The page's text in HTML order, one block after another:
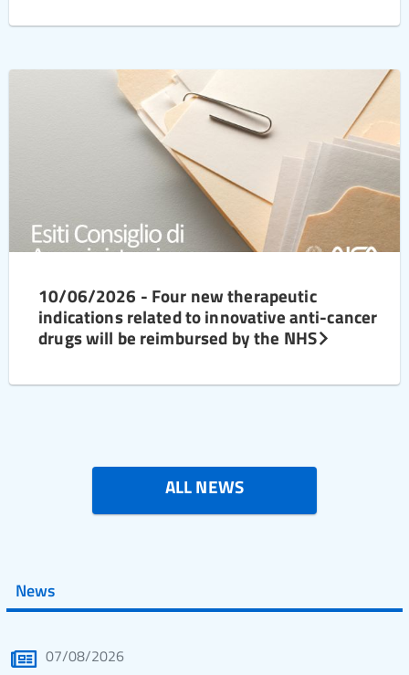
10/06/2026 - Four new therapeutic
indications related to innovative anti-cancer
drugs will be reimbursed by the NHS
ALL NEWS
News
07/08/2026